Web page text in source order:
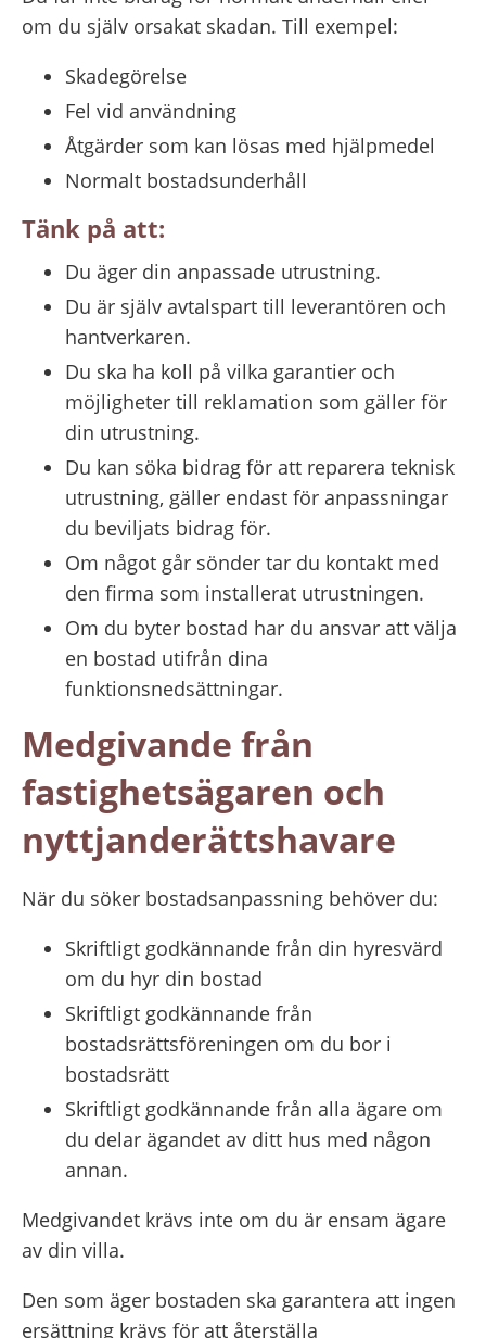
om du själv orsakat skadan. Till exempel:
Skadegörelse
Fel vid användning
Åtgärder som kan lösas med hjälpmedel
Normalt bostadsunderhåll
Tänk på att:
Du äger din anpassade utrustning.
Du är själv avtalspart till leverantören och
hantverkaren.
Du ska ha koll på vilka garantier och
möjligheter till reklamation som gäller för
din utrustning.
Du kan söka bidrag för att reparera teknisk
utrustning, gäller endast för anpassningar
du beviljats bidrag för.
Om något går sönder tar du kontakt med
den firma som installerat utrustningen.
Om du byter bostad har du ansvar att välja
en bostad utifrån dina
funktionsnedsättningar.
Medgivande från
fastighetsägaren och
nyttjanderättshavare
När du söker bostadsanpassning behöver du:
Skriftligt godkännande från din hyresvärd
om du hyr din bostad
Skriftligt godkännande från
bostadsrättsföreningen om du bor i
bostadsrätt
Skriftligt godkännande från alla ägare om
du delar ägandet av ditt hus med någon
annan.
Medgivandet krävs inte om du är ensam ägare
av din villa.
Den som äger bostaden ska garantera att ingen
ersättning krävs för att återställa